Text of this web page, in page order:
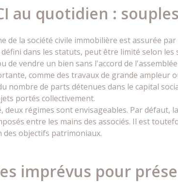
au quotidien :
de la société civile immobilière est assurée
dans les statuts, peut être limité selon
de vendre un bien sans l'accord de
comme des travaux de grande ampleur
nombre de parts détenues dans le capital
portés collectivement.
deux régimes sont envisageables. Par
entre les mains des associés. Il est
objectifs patrimoniaux.
imprévus pour